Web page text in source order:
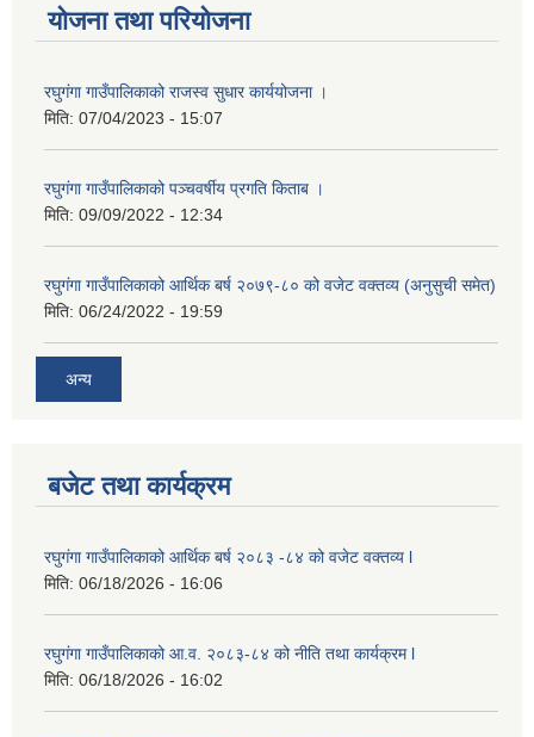
योजना तथा परियोजना
रघुगंगा गाउँपालिकाको राजस्व सुधार कार्ययोजना ।
मिति: 07/04/2023 - 15:07
रघुगंगा गाउँपालिकाको पञ्चवर्षीय प्रगति किताब ।
मिति: 09/09/2022 - 12:34
रघुगंगा गाउँपालिकाको आर्थिक बर्ष २०७९-८० को वजेट वक्तव्य (अनुसुची समेत)
मिति: 06/24/2022 - 19:59
अन्य
बजेट तथा कार्यक्रम
रघुगंगा गाउँपालिकाको आर्थिक बर्ष २०८३ -८४ को वजेट वक्तव्य l
मिति: 06/18/2026 - 16:06
रघुगंगा गाउँपालिकाको आ.व. २०८३-८४ को नीति तथा कार्यक्रम l
मिति: 06/18/2026 - 16:02